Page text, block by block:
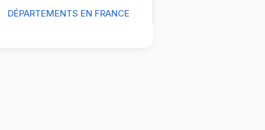
DÉPARTEMENTS EN FRANCE